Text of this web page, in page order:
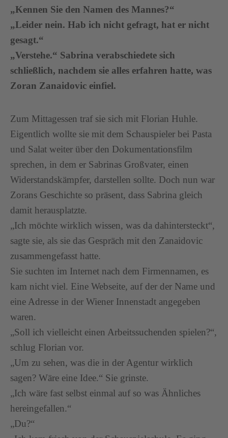
„Kennen Sie den Namen des Mannes?“
„Leider nein. Hab ich nicht gefragt, hat er nicht
gesagt.“
„Verstehe.“ Sabrina verabschiedete sich
schließlich, nachdem sie alles erfahren hatte, was
Zoran Zanaidovic einfiel.
Zum Mittagessen traf sie sich mit Florian Huhle.
Eigentlich wollte sie mit dem Schauspieler bei Pasta
und Salat weiter über den Dokumentationsfilm
sprechen, in dem er Sabrinas Großvater, einen
Widerstandskämpfer, darstellen sollte. Doch nun war
Zorans Geschichte so präsent, dass Sabrina gleich
damit herausplatzte.
„Ich möchte wirklich wissen, was da dahintersteckt“,
sagte sie, als sie das Gespräch mit den Zanaidovic
zusammengefasst hatte.
Sie suchten im Internet nach dem Firmennamen, es
kam nicht viel. Eine Webseite, auf der der Name und
eine Adresse in der Wiener Innenstadt angegeben
waren.
„Soll ich vielleicht einen Arbeitssuchenden spielen?“,
schlug Florian vor.
„Um zu sehen, was die in der Agentur wirklich
sagen? Wäre eine Idee.“ Sie grinste.
„Ich wäre fast selbst einmal auf so was Ähnliches
hereingefallen.“
„Du?“